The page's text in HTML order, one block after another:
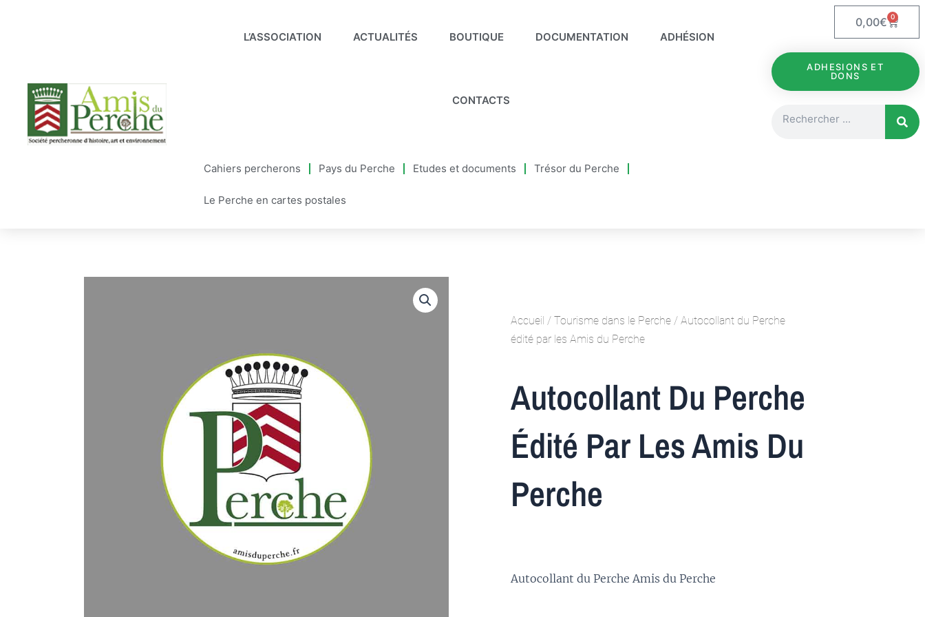
L’ASSOCIATION ACTUALITÉS BOUTIQUE DOCUMENTATION ADHÉSION
CONTACTS
Cahiers percherons Pays du Perche Etudes et documents Trésor du Perche
Le Perche en cartes postales
0,00€ 0
ADHESIONS ET
DONS
Accueil / Tourisme dans le Perche / Autocollant du Perche
édité par les Amis du Perche
Autocollant Du Perche
Édité Par Les Amis Du
Perche
Autocollant du Perche Amis du Perche